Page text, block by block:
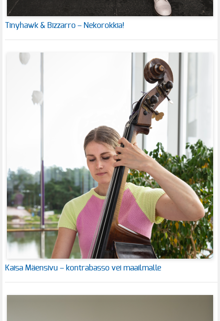
Tinyhawk & Bizzarro – Nekorokkia!
Kaisa Mäensivu – kontrabasso vei maailmalle